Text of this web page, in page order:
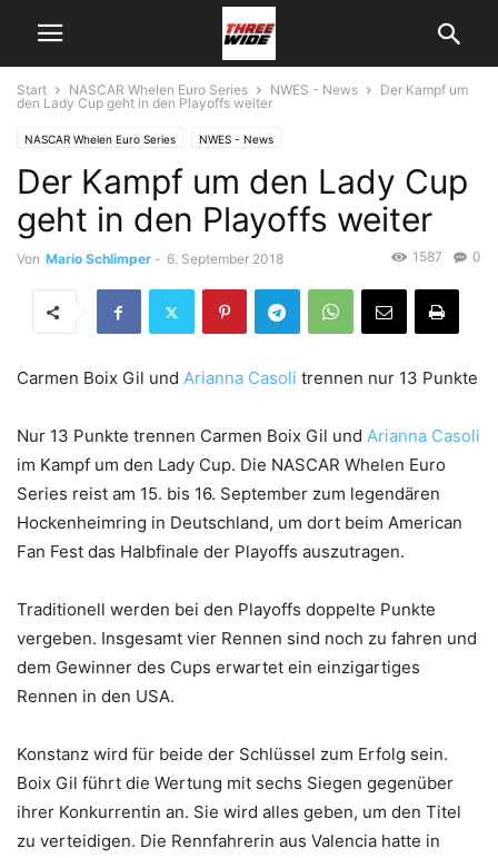
Start NASCAR Whelen Euro Series NWES - News
Der Kampf um
den Lady Cup geht in den Playoffs weiter
NASCAR Whelen Euro Series NWES - News
Der Kampf um den Lady Cup
geht in den Playoffs weiter
Von Mario Schlimper - 6. September 2018 0
1587
Carmen Boix Gil und Arianna Casoli trennen nur 13 Punkte
Nur 13 Punkte trennen Carmen Boix Gil und Arianna Casoli
im Kampf um den Lady Cup. Die NASCAR Whelen Euro
Series reist am 15. bis 16. September zum legendären
Hockenheimring in Deutschland, um dort beim American
Fan Fest das Halbfinale der Playoffs auszutragen.
Traditionell werden bei den Playoffs doppelte Punkte
vergeben. Insgesamt vier Rennen sind noch zu fahren und
dem Gewinner des Cups erwartet ein einzigartiges
Rennen in den USA.
Konstanz wird für beide der Schlüssel zum Erfolg sein.
Boix Gil führt die Wertung mit sechs Siegen gegenüber
ihrer Konkurrentin an. Sie wird alles geben, um den Titel
zu verteidigen. Die Rennfahrerin aus Valencia hatte in